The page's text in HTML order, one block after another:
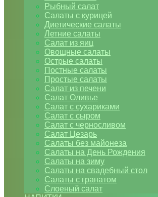
Рыбный салат
Салаты с курицей
Диетические салаты
Летние салаты
Салат из яиц
Овощные салаты
Острые салаты
Постные салаты
Простые салаты
Салат из печени
Салат Оливье
Салат с сухариками
Салат с сыром
Салат с черносливом
Салат Цезарь
Салаты без майонеза
Салаты на День Рождения
Салаты на зиму
Салаты на свадебный стол
Салаты с гранатом
Слоеный салат